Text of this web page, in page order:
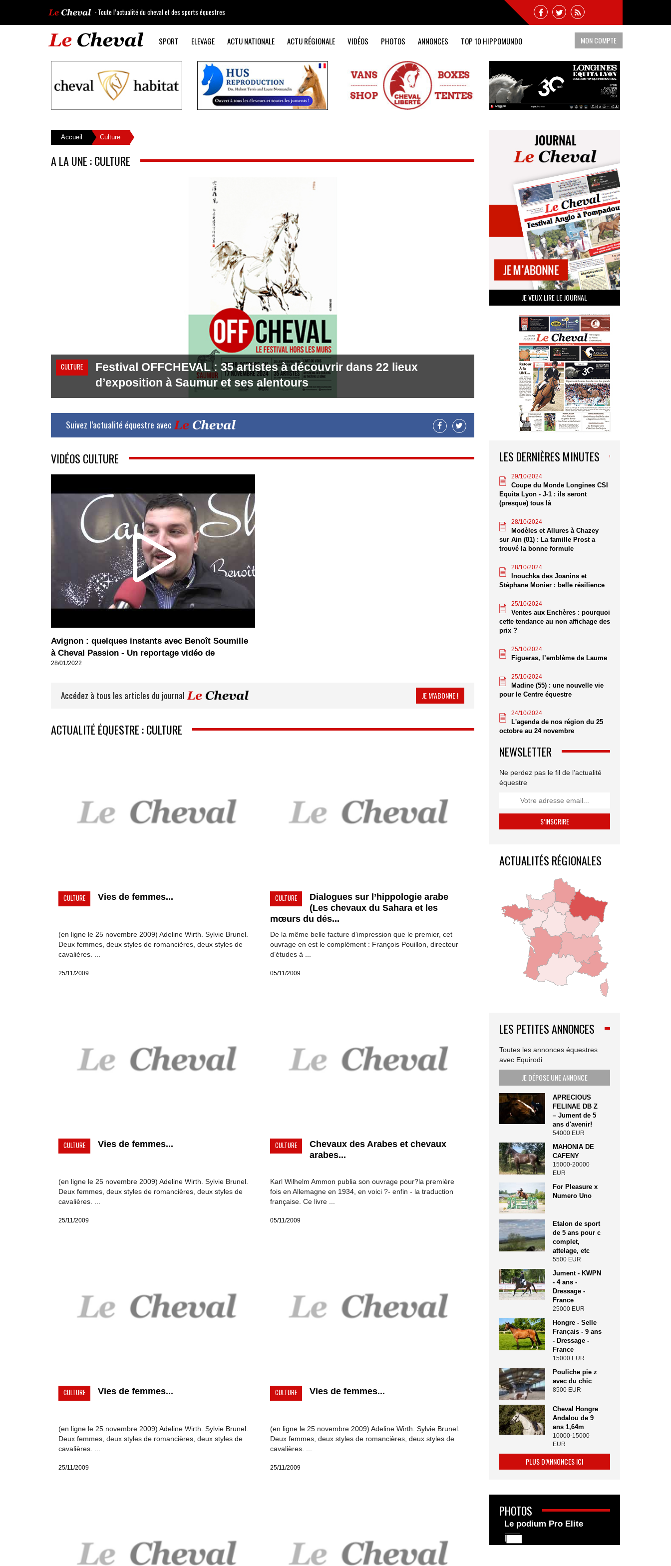
- Toute l’actualité du cheval et des sports équestres
SPORT ELEVAGE ACTU NATIONALE ACTU RÉGIONALE VIDÉOS PHOTOS ANNONCES TOP 10 HIPPOMUNDO MON COMPTE
Accueil Culture
A LA UNE : CULTURE
CULTURE
Festival OFFCHEVAL : 35 artistes à découvrir dans 22 lieux
d’exposition à Saumur et ses alentours
Suivez l’actualité équestre avec
VIDÉOS CULTURE
Avignon : quelques instants avec Benoît Soumille
à Cheval Passion - Un reportage vidéo de
28/01/2022
Accédez à tous les articles du journal JE M’ABONNE !
ACTUALITÉ ÉQUESTRE : CULTURE
CULTURE Vies de femmes...
(en ligne le 25 novembre 2009) Adeline Wirth. Sylvie Brunel.
Deux femmes, deux styles de romancières, deux styles de
cavalières. ...
25/11/2009
CULTURE
Dialogues sur l’hippologie arabe
(Les chevaux du Sahara et les
mœurs du dés...
De la même belle facture d’impression que le premier, cet
ouvrage en est le complément : François Pouillon, directeur
d’études à ...
05/11/2009
CULTURE Vies de femmes...
(en ligne le 25 novembre 2009) Adeline Wirth. Sylvie Brunel.
Deux femmes, deux styles de romancières, deux styles de
cavalières. ...
25/11/2009
CULTURE
Chevaux des Arabes et chevaux
arabes...
Karl Wilhelm Ammon publia son ouvrage pour?la première
fois en Allemagne en 1934, en voici ?- enfin - la traduction
française. Ce livre ...
05/11/2009
CULTURE Vies de femmes...
(en ligne le 25 novembre 2009) Adeline Wirth. Sylvie Brunel.
Deux femmes, deux styles de romancières, deux styles de
cavalières. ...
25/11/2009
CULTURE Vies de femmes...
(en ligne le 25 novembre 2009) Adeline Wirth. Sylvie Brunel.
Deux femmes, deux styles de romancières, deux styles de
cavalières. ...
25/11/2009
JE VEUX LIRE LE JOURNAL
LES DERNIÈRES MINUTES
29/10/2024
Coupe du Monde Longines CSI
Equita Lyon - J-1 : ils seront
(presque) tous là
28/10/2024
Modèles et Allures à Chazey
sur Ain (01) : La famille Prost a
trouvé la bonne formule
28/10/2024
Inouchka des Joanins et
Stéphane Monier : belle résilience
25/10/2024
Ventes aux Enchères : pourquoi
cette tendance au non affichage des
prix ?
25/10/2024
Figueras, l’emblème de Laume
25/10/2024
Madine (55) : une nouvelle vie
pour le Centre équestre
24/10/2024
L'agenda de nos région du 25
octobre au 24 novembre
NEWSLETTER
Ne perdez pas le fil de l’actualité
équestre
ACTUALITÉS RÉGIONALES
LES PETITES ANNONCES
Toutes les annonces équestres
avec Equirodi
JE DÉPOSE UNE ANNONCE
APRECIOUS
FELINAE DB Z
– Jument de 5
ans d'avenir!
54000 EUR
MAHONIA DE
CAFENY
15000-20000
EUR
For Pleasure x
Numero Uno
Etalon de sport
de 5 ans pour c
complet,
attelage, etc
5500 EUR
Jument - KWPN
- 4 ans -
Dressage -
France
25000 EUR
Hongre - Selle
Français - 9 ans
- Dressage -
France
15000 EUR
Pouliche pie z
avec du chic
8500 EUR
Cheval Hongre
Andalou de 9
ans 1,64m
10000-15000
EUR
PLUS D’ANNONCES ICI
PHOTOS
Le podium Pro Elite